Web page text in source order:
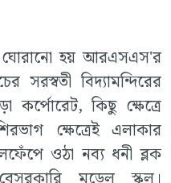
ঘোরানো হয় আরএসএস'র
বিদ্যামন্দিরের
কর্পোরেট, কিছু ক্ষেত্রে
ক্ষেত্রেই এলাকার
ওঠা নব্য ধনী ব্লক